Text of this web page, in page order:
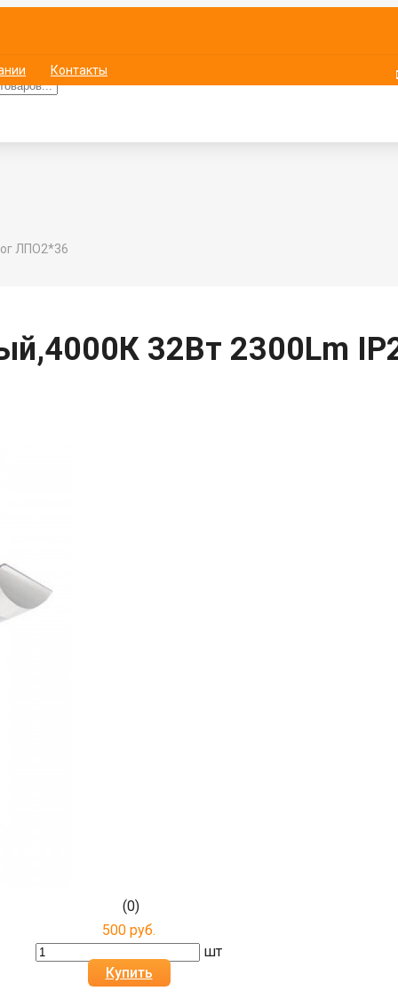
Контакты
ЛПО2*36
32Вт 2300Lm
(0)
500 руб.
шт
Купить